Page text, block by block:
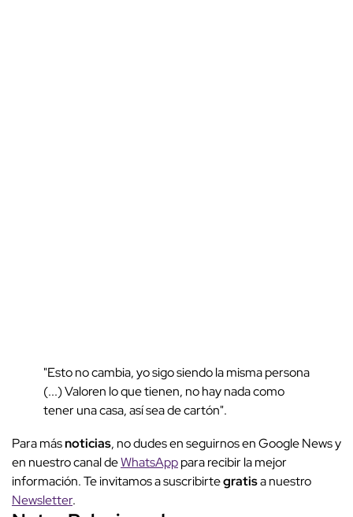
"Esto no cambia, yo sigo siendo la misma persona
(...) Valoren lo que tienen, no hay nada como
tener una casa, así sea de cartón".
Para másnoticias, no dudes en seguirnos en Google News y
en nuestro canal deWhatsApppara recibir la mejor
información. Te invitamos a suscribirtegratisa nuestro
Newsletter.